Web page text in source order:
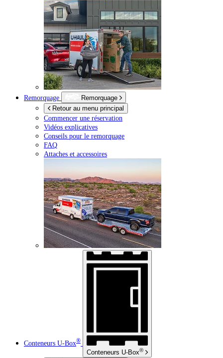
Remorquage
Remorquage
Retour au menu principal
Commencer une réservation
Vidéos explicatives
Conseils pour le remorquage
FAQ
Attaches et accessoires
Conteneurs U-Box®
Conteneurs U-Box®